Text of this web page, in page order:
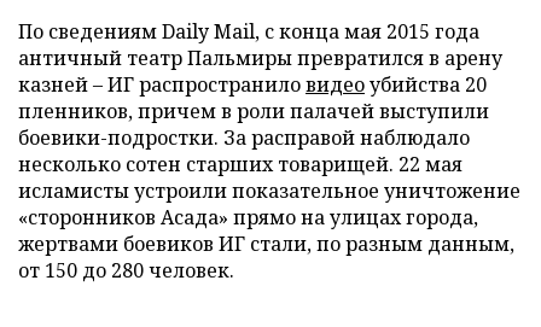
По сведениям Daily Mail, с конца мая 2015 года
античный театр Пальмиры превратился в арену
казней – ИГ распространиловидеоубийства 20
пленников, причем в роли палачей выступили
боевики-подростки. За расправой наблюдало
несколько сотен старших товарищей. 22 мая
исламисты устроили показательное уничтожение
«сторонников Асада» прямо на улицах города,
жертвами боевиков ИГ стали, по разным данным,
от 150 до 280 человек.